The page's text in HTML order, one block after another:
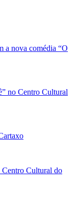
a nova comédia “O
no Centro Cultural
Centro Cultural do